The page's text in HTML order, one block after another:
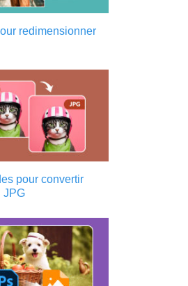
redimensionner
pour convertir
JPG